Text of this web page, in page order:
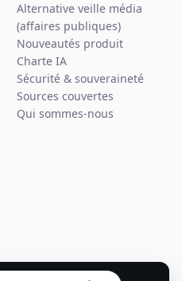
Alternative veille média
(affaires publiques)
Nouveautés produit
Charte IA
Sécurité & souveraineté
Sources couvertes
Qui sommes-nous